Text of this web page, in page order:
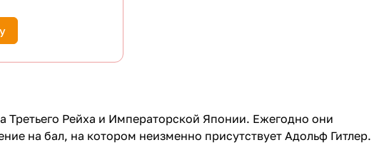
Рейха и Императорской Японии. Ежегодно они
на бал, на котором неизменно присутствует Адольф Гитлер.